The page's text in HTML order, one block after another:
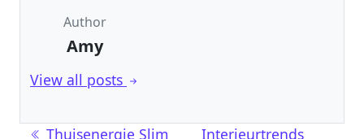
Author
Amy
View all posts
Thuisenergie Slim
Interieurtrends